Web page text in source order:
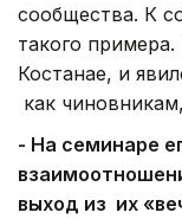
сообщества. К
такого
Костанае, и
как
- На семинаре
выход из их